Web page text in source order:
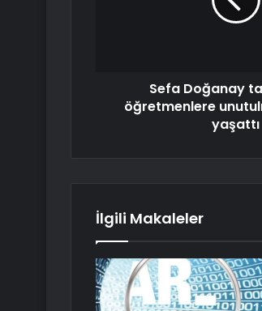
Sefa Doğanay
öğretmenlere
yaşattı
İlgili Makaleler